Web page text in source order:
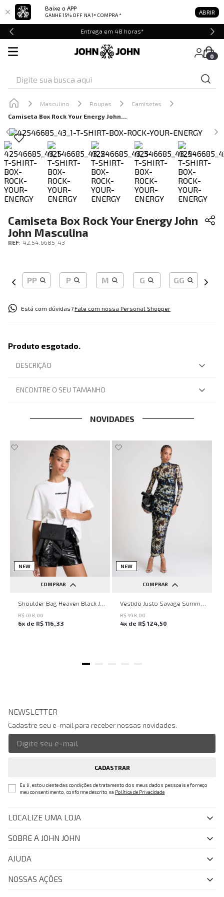
Baixe o APP
GANHE 15% OFF NA 1ª COMPRA * ABRIR
Entrega em 48 horas*
0
Masculino Roupas
Camisetas
Camiseta Box Rock Your Energy John John Masculina
Camiseta Box Rock Your Energy John
John Masculina
REF: 42.54.6685_43
PP P M G GG
Está com dúvidas?Fale com nossa Personal Shopper
Produto esgotado.
DESCRIÇÃO
ENCONTRE O SEU TAMANHO
NOVIDADES
NEW
COMPRAR
UN
R$ 698 00
6x de R$ 116 33
NEW
COMPRAR
PP P M G
R$ 498 00
4x de R$ 124 50
NEWSLETTER
Cadastre seu e-mail para receber nossas novidades.
CADASTRAR
Eu li, estou ciente das condições de tratamento dos meus dados pessoais e forneço
meu consentimento, conforme descrito na Política de Privacidade
LOCALIZE UMA LOJA
SOBRE A JOHN JOHN
Quem Somos
John John Club
AJUDA
FAQ
NOSSAS AÇÕES